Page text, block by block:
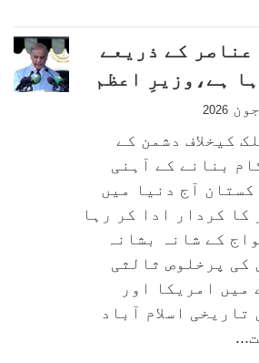
عناصر کے ذریعے
ہے،وزیرِ اعظم
جون 2026
کیخلاف دشمن کے
بنانے کے آہنی
آج دنیا میں
کا کردار ادا کر رہا
کے شانہ بشانہ
کی پرخلوص ثالثی
میں امریکا اور
اسلام آباد